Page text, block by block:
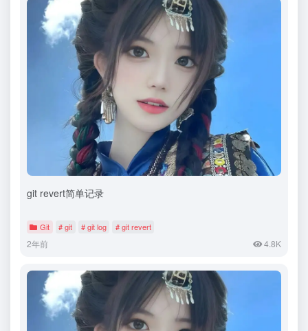
git revert简单记录
Git # git # git log # git revert
2年前 4.8K